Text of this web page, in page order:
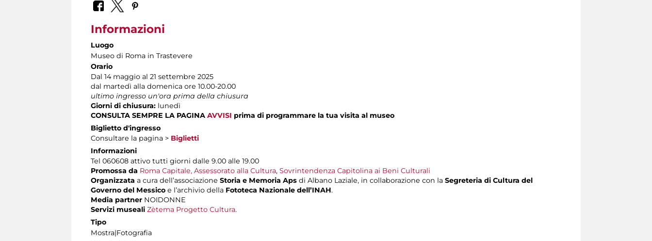
Informazioni
Luogo
Museo di Roma in Trastevere
Orario
Dal 14 maggio al 21 settembre 2025
dal martedì alla domenica ore 10.00-20.00
ultimo ingresso un'ora prima della chiusura
Giorni di chiusura: lunedì
CONSULTA SEMPRE LA PAGINA AVVISI prima di programmare la tua visita al museo
Biglietto d'ingresso
Consultare la pagina > Biglietti
Informazioni
Tel 060608 attivo tutti giorni dalle 9.00 alle 19.00
Promossa da Roma Capitale, Assessorato alla Cultura, Sovrintendenza Capitolina ai Beni Culturali
Organizzata a cura dell’associazione Storia e Memoria Aps di Albano Laziale, in collaborazione con la Segreteria di Cultura del
Governo del Messico e l’archivio della Fototeca Nazionale dell’INAH.
Media partner NOIDONNE
Servizi museali Zètema Progetto Cultura.
Tipo
Mostra|Fotografia